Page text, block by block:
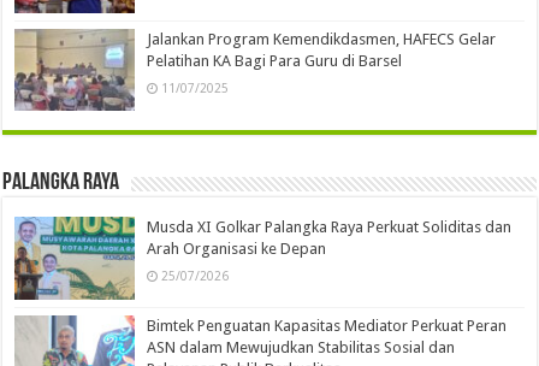
Jalankan Program Kemendikdasmen, HAFECS Gelar
Pelatihan KA Bagi Para Guru di Barsel
11/07/2025
Palangka Raya
Musda XI Golkar Palangka Raya Perkuat Soliditas dan
Arah Organisasi ke Depan
25/07/2026
Bimtek Penguatan Kapasitas Mediator Perkuat Peran
ASN dalam Mewujudkan Stabilitas Sosial dan